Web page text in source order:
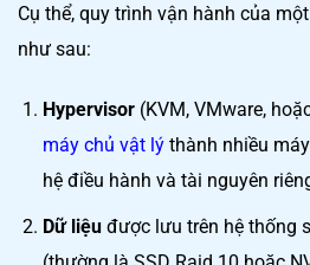
Cụ thể, quy trình vận hành của
như sau:
Hypervisor(KVM, VMware,
máy chủ vật lýthành nhiều
hệ điều hành và tài nguyên
Dữ liệuđược lưu trên hệ thống